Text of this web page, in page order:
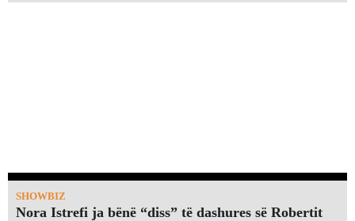
SHOWBIZ
Nora Istrefi ja bënë “diss” të dashures së Robertit